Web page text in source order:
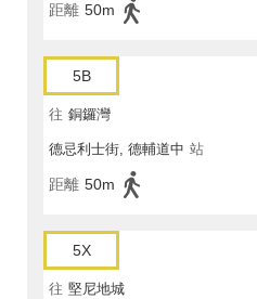
距離 50m
5B
往 銅鑼灣
德忌利士街, 德輔道中 站
距離 50m
5X
往 堅尼地城